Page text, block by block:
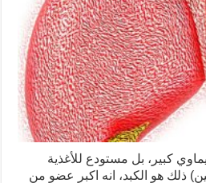
كبير، بل مستودع للأغذية
ذلك هو الكبد، انه اكبر عضو من